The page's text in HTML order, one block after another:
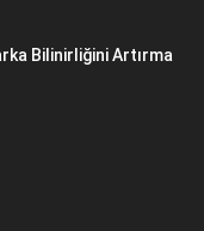
Bilinirliğini Artırma